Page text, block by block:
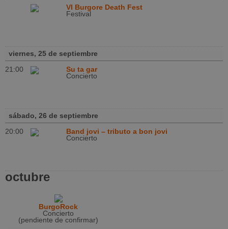
VI Burgore Death Fest
Festival
viernes, 25 de septiembre
21:00
Su ta gar
Concierto
sábado, 26 de septiembre
20:00
Band jovi – tributo a bon jovi
Concierto
octubre
BurgoRock
Concierto
(pendiente de confirmar)